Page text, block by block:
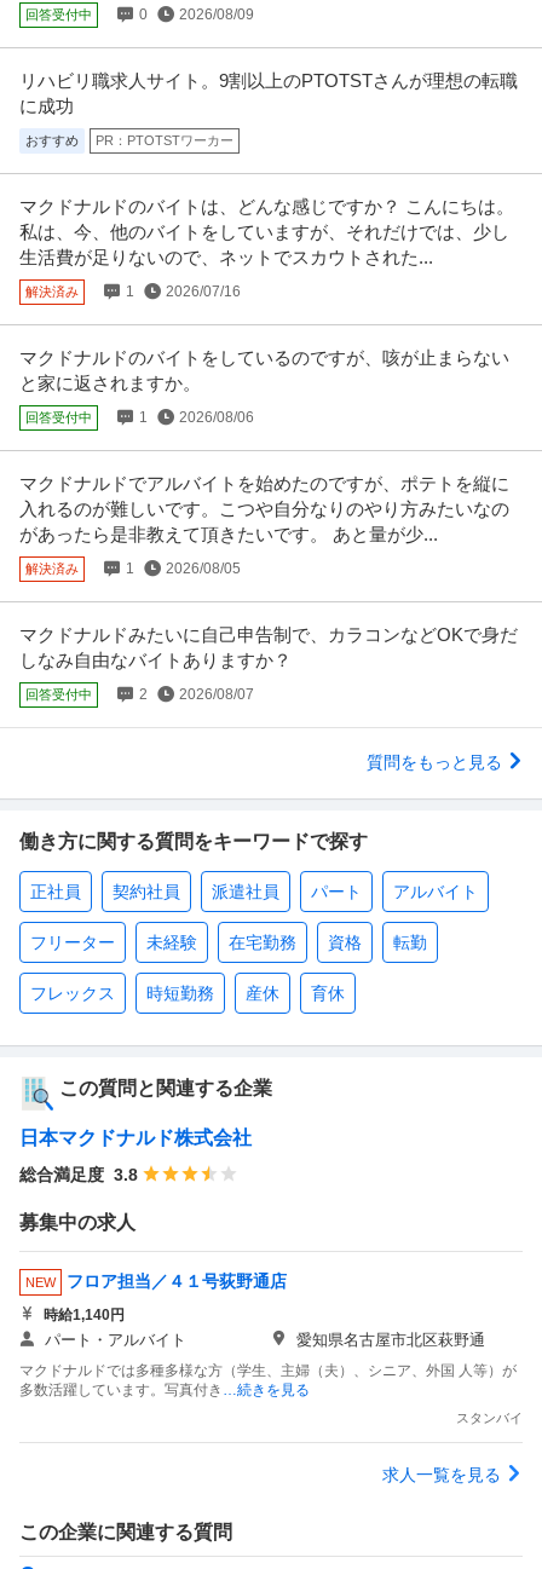
回答受付中 0 2026/08/09
リハビリ職求人サイト。9割以上のPTOTSTさんが理想の転職
に成功
おすすめ PR：PTOTSTワーカー
マクドナルドのバイトは、どんな感じですか？ こんにちは。
私は、今、他のバイトをしていますが、それだけでは、少し
生活費が足りないので、ネットでスカウトされた...
解決済み 1 2026/07/16
マクドナルドのバイトをしているのですが、咳が止まらない
と家に返されますか。
回答受付中 1 2026/08/06
マクドナルドでアルバイトを始めたのですが、ポテトを縦に
入れるのが難しいです。こつや自分なりのやり方みたいなの
があったら是非教えて頂きたいです。 あと量が少...
解決済み 1 2026/08/05
マクドナルドみたいに自己申告制で、カラコンなどOKで身だ
しなみ自由なバイトありますか？
回答受付中 2 2026/08/07
質問をもっと見る
働き方に関する質問をキーワードで探す
正社員 契約社員 派遣社員 パート アルバイト
フリーター 未経験 在宅勤務 資格 転勤
フレックス 時短勤務 産休 育休
この質問と関連する企業
日本マクドナルド株式会社
総合満足度 3.8
募集中の求人
NEW フロア担当／４１号荻野通店
時給1,140円
パート・アルバイト 愛知県名古屋市北区萩野通
マクドナルドでは多種多様な方（学生、主婦（夫）、シニア、外国 人等）が
多数活躍しています。写真付き …続きを見る
スタンバイ
求人一覧を見る
この企業に関連する質問